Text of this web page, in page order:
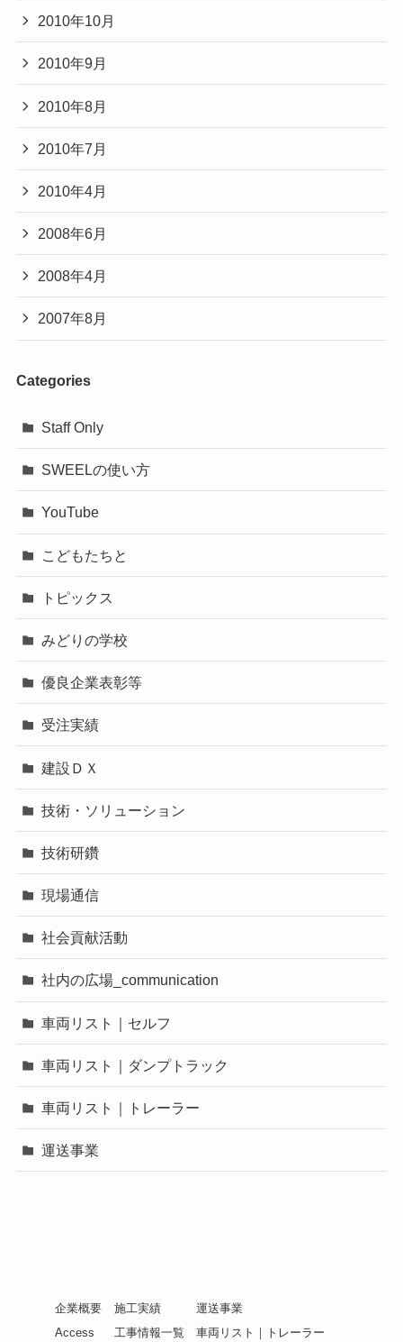
2010年10月
2010年9月
2010年8月
2010年7月
2010年4月
2008年6月
2008年4月
2007年8月
Categories
Staff Only
SWEELの使い方
YouTube
こどもたちと
トピックス
みどりの学校
優良企業表彰等
受注実績
建設ＤＸ
技術・ソリューション
技術研鑽
現場通信
社会貢献活動
社内の広場_communication
車両リスト｜セルフ
車両リスト｜ダンプトラック
車両リスト｜トレーラー
運送事業
企業概要
Access
施工実績
工事情報一覧
運送事業
車両リスト｜トレーラー